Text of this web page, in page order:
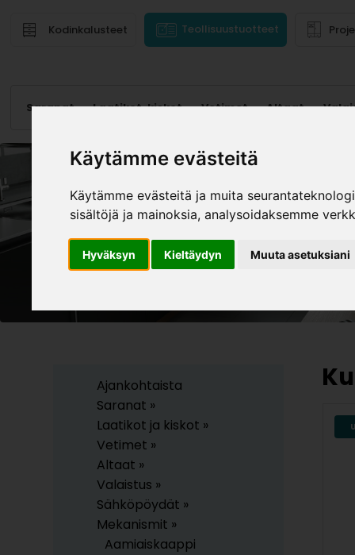
Käytämme evästeitä
Käytämme evästeitä ja muita
sisältöjä ja mainoksia, analysoidaksemme
Hyväksyn Kieltäydyn Muuta asetuksiani
Kodinkalusteet Teollisuustuotteet
Saranat Laatikot, kiskot Vetimet Altaat
Ajankohtaista
Saranat »
Laatikot ja kiskot »
Vetimet »
Altaat »
Valaistus »
Sähköpöydät »
Mekanismit »
Aamiaiskaappi